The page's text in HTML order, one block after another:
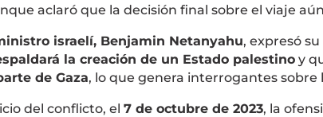
aclaró que la decisión final sobre el viaje
israelí, Benjamin Netanyahu, expresó
la creación de un Estado palestinoy
de Gaza, lo que genera interrogantes
del conflicto, el 7 de octubre de 2023, la